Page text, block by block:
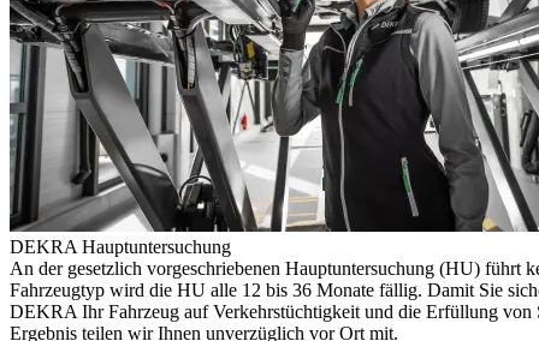
DEKRA Hauptuntersuchung
An der gesetzlich vorgeschriebenen Hauptuntersuchung (HU) führt
Fahrzeugtyp wird die HU alle 12 bis 36 Monate fällig. Damit Sie
DEKRA Ihr Fahrzeug auf Verkehrstüchtigkeit und die Erfüllung von
Ergebnis teilen wir Ihnen unverzüglich vor Ort mit.